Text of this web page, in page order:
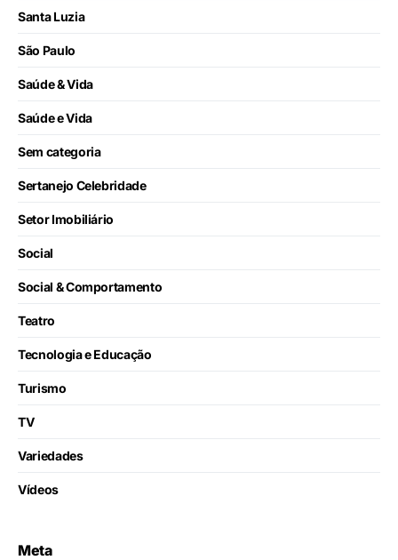
Santa Luzia
São Paulo
Saúde & Vida
Saúde e Vida
Sem categoria
Sertanejo Celebridade
Setor Imobiliário
Social
Social & Comportamento
Teatro
Tecnologia e Educação
Turismo
TV
Variedades
Vídeos
Meta